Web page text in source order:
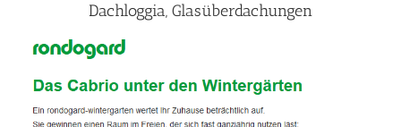
Dachloggia, Glasüberdachungen